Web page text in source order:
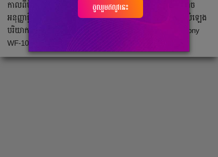
កាលពីប៉ុន្មានខែមុន Sony បានបញ្ចេញនូវកាសចម្លែកមួយ ដែលអាច
អនុញ្ញាតិ្តឲ្យអ្នកស្តាប់អាចរីករាយនឹងតន្ត្រីផង ទន្ទឹមគ្នានឹងការស្តាប់សំឡេង
បរិយាកាសខាងក្រៅ។ មុខងារនេះគឺផ្ទុយទាំងស្រុងពីកាសកំពូល Sony
WF-1000XM4 ដែលទប់ស្កាត់សំឡេងរំខានពីខាងក្រៅ។
ចូលរួមឥលូវនេះ